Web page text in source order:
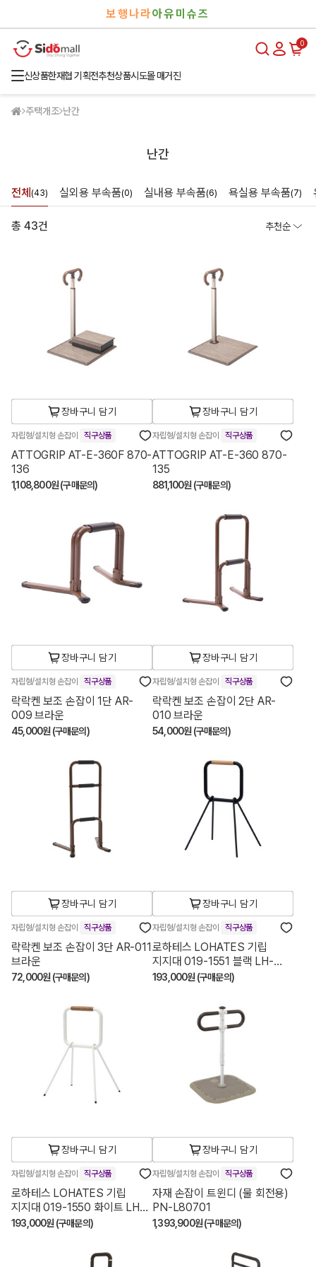
보행나라아유미슈즈
0
신상품한재협 기획전추천상품시도몰 매거진
주택개조 난간
난간
전체 (43) 실외용 부속품(0) 실내용 부속품(6) 욕실용 부속품(7)
총 43건 추천순
장바구니 담기
자립형/설치형 손잡이 직구상품
ATTOGRIP AT-E-360F 870-
136
1,108,800원 (구매문의)
장바구니 담기
자립형/설치형 손잡이 직구상품
ATTOGRIP AT-E-360 870-
135
881,100원 (구매문의)
장바구니 담기
자립형/설치형 손잡이 직구상품
락락켄 보조 손잡이 1단 AR-
009 브라운
45,000원 (구매문의)
장바구니 담기
자립형/설치형 손잡이 직구상품
락락켄 보조 손잡이 2단 AR-
010 브라운
54,000원 (구매문의)
장바구니 담기
자립형/설치형 손잡이 직구상품
락락켄 보조 손잡이 3단 AR-011
브라운
72,000원 (구매문의)
장바구니 담기
자립형/설치형 손잡이 직구상품
로하테스 LOHATES 기립
지지대 019-1551 블랙 LH-
03BK-R
193,000원 (구매문의)
장바구니 담기
자립형/설치형 손잡이 직구상품
로하테스 LOHATES 기립
지지대 019-1550 화이트 LH-
03WT-R
193,000원 (구매문의)
장바구니 담기
자립형/설치형 손잡이 직구상품
자재 손잡이 트윈디 (물 회전용)
PN-L80701
1,393,900원 (구매문의)